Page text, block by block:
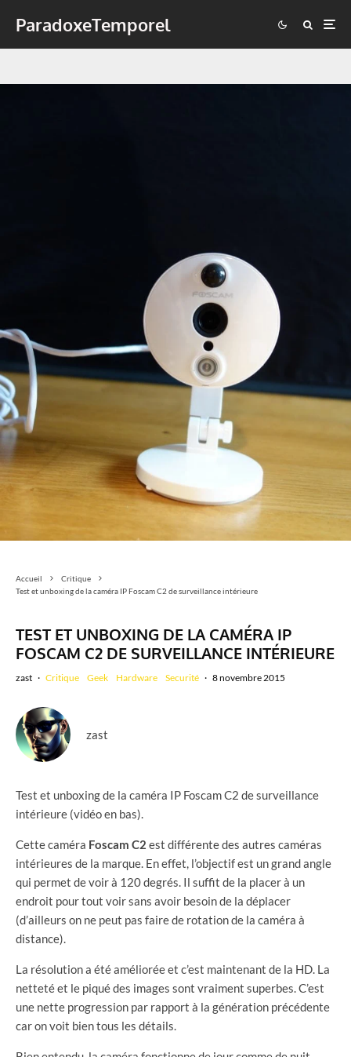
ParadoxeTemporel
Accueil
Critique
Test et unboxing de la caméra IP Foscam C2 de surveillance intérieure
TEST ET UNBOXING DE LA CAMÉRA IP
FOSCAM C2 DE SURVEILLANCE INTÉRIEURE
zast · Critique Geek Hardware Securité · 8 novembre 2015
zast
Test et unboxing de la caméra IP Foscam C2 de surveillance
intérieure (vidéo en bas).
Cette caméra Foscam C2 est différente des autres caméras
intérieures de la marque. En effet, l’objectif est un grand angle
qui permet de voir à 120 degrés. Il suffit de la placer à un
endroit pour tout voir sans avoir besoin de la déplacer
(d’ailleurs on ne peut pas faire de rotation de la caméra à
distance).
La résolution a été améliorée et c’est maintenant de la HD. La
netteté et le piqué des images sont vraiment superbes. C’est
une nette progression par rapport à la génération précédente
car on voit bien tous les détails.